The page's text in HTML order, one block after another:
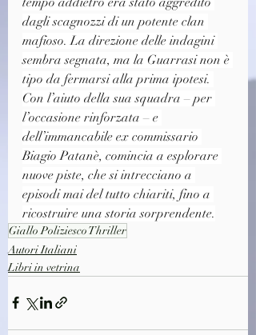
dagli scagnozzi di un potente clan
mafioso. La direzione delle indagini
sembra segnata, ma la Guarrasi non è
tipo da fermarsi alla prima ipotesi.
Con l’aiuto della sua squadra – per
l’occasione rinforzata – e
dell’immancabile ex commissario
Biagio Patanè, comincia a esplorare
nuove piste, che si intrecciano a
episodi mai del tutto chiariti, fino a
ricostruire una storia sorprendente.
Giallo Poliziesco Thriller
Autori Italiani
Libri in vetrina